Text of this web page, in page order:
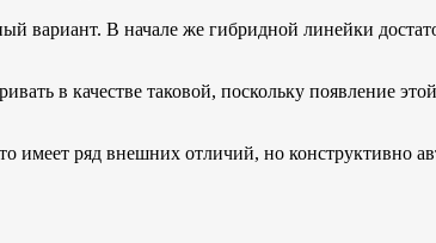
вариант. В начале же гибридной линейки
в качестве таковой, поскольку появление
ряд внешних отличий, но конструктивно